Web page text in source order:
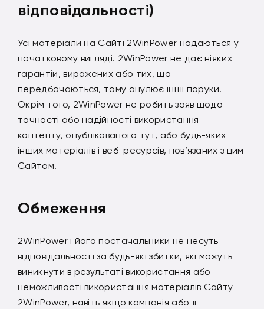
відповідальності)
Усі матеріали на Сайті 2WinPower надаються у
початковому вигляді. 2WinPower не дає ніяких
гарантій, виражених або тих, що
передбачаються, тому анулює інші поруки.
Окрім того, 2WinPower не робить заяв щодо
точності або надійності використання
контенту, опублікованого тут, або будь-яких
інших матеріалів і веб-ресурсів, пов’язаних з цим
Сайтом.
Обмеження
2WinPower і його постачальники не несуть
відповідальності за будь-які збитки, які можуть
виникнути в результаті використання або
неможливості використання матеріалів Сайту
2WinPower, навіть якщо компанія або її